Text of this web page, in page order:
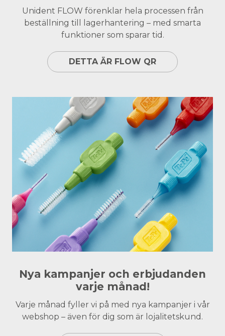
Unident FLOW förenklar hela processen från
beställning till lagerhantering – med smarta
funktioner som sparar tid.
DETTA ÄR FLOW QR
Nya kampanjer och erbjudanden
varje månad!
Varje månad fyller vi på med nya kampanjer i vår
webshop – även för dig som är lojalitetskund.